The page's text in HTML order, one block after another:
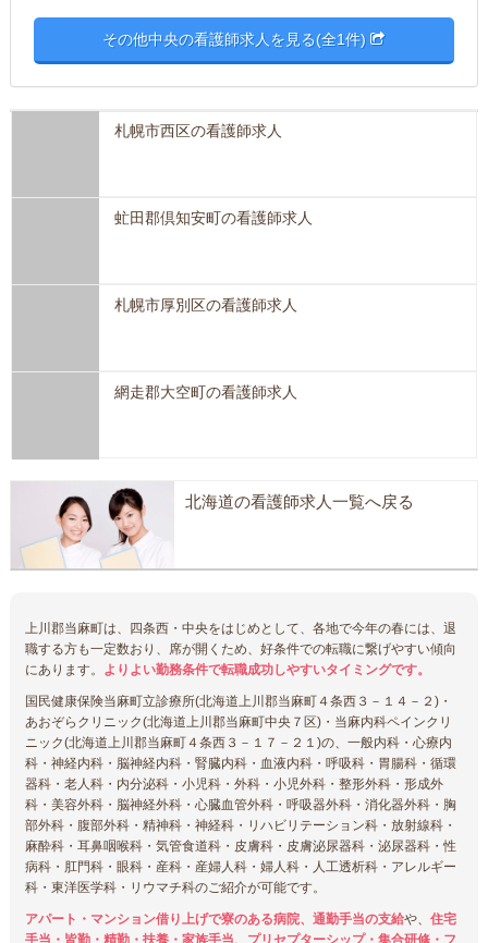
その他中央の看護師求人を見る(全1件)
札幌市西区の看護師求人
虻田郡倶知安町の看護師求人
札幌市厚別区の看護師求人
網走郡大空町の看護師求人
北海道の看護師求人一覧へ戻る
上川郡当麻町は、四条西・中央をはじめとして、各地で今年の春には、退
職する方も一定数おり、席が開くため、好条件での転職に繋げやすい傾向
にあります。 よりよい勤務条件で転職成功しやすいタイミングです。
国民健康保険当麻町立診療所(北海道上川郡当麻町４条西３－１４－２)・
あおぞらクリニック(北海道上川郡当麻町中央７区)・当麻内科ペインクリ
ニック(北海道上川郡当麻町４条西３－１７－２１)の、一般内科・心療内
科・神経内科・脳神経内科・腎臓内科・血液内科・呼吸科・胃腸科・循環
器科・老人科・内分泌科・小児科・外科・小児外科・整形外科・形成外
科・美容外科・脳神経外科・心臓血管外科・呼吸器外科・消化器外科・胸
部外科・腹部外科・精神科・神経科・リハビリテーション科・放射線科・
麻酔科・耳鼻咽喉科・気管食道科・皮膚科・皮膚泌尿器科・泌尿器科・性
病科・肛門科・眼科・産科・産婦人科・婦人科・人工透析科・アレルギー
科・東洋医学科・リウマチ科のご紹介が可能です。
アパート・マンション借り上げで寮のある病院、通勤手当の支給や、 住宅
手当・皆勤・精勤・扶養・家族手当、プリセプターシップ・集合研修・フ